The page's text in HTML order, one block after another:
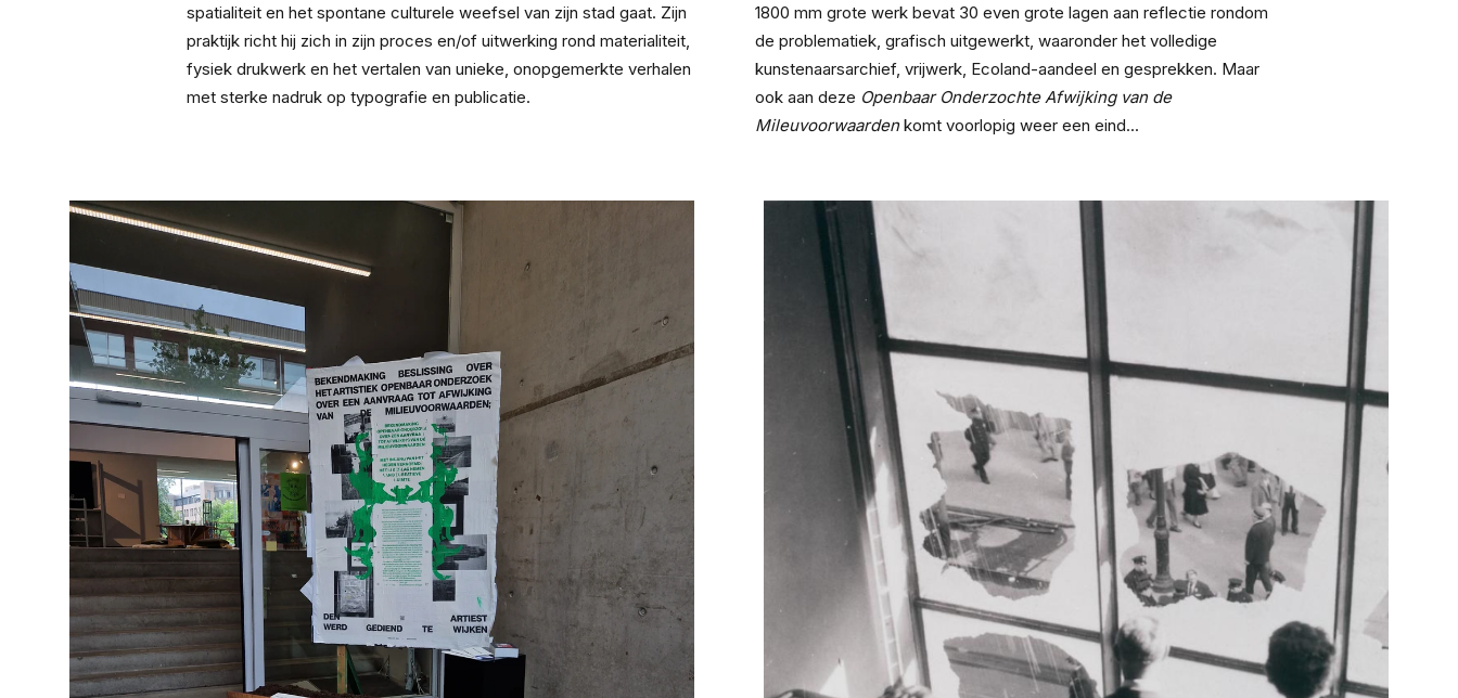
spatialiteit en het spontane culturele weefsel van zijn stad gaat. Zijn
praktijk richt hij zich in zijn proces en/of uitwerking rond materialiteit,
fysiek drukwerk en het vertalen van unieke, onopgemerkte verhalen
met sterke nadruk op typografie en publicatie.
1800 mm grote werk bevat 30 even grote lagen aan reflectie rondom
de problematiek, grafisch uitgewerkt, waaronder het volledige
kunstenaarsarchief, vrijwerk, Ecoland-aandeel en gesprekken. Maar
ook aan deze Openbaar Onderzochte Afwijking van de
Mileuvoorwaarden komt voorlopig weer een eind...